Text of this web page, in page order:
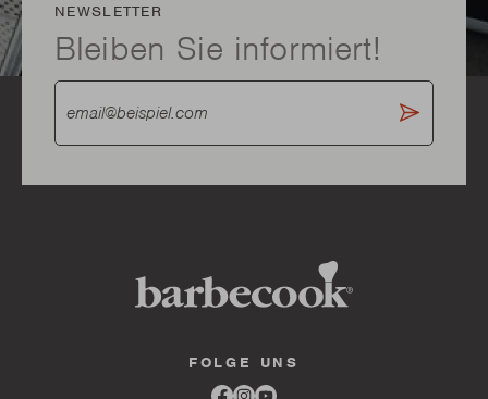
NEWSLETTER
Bleiben Sie informiert!
FOLGE UNS
LinkLinkLink